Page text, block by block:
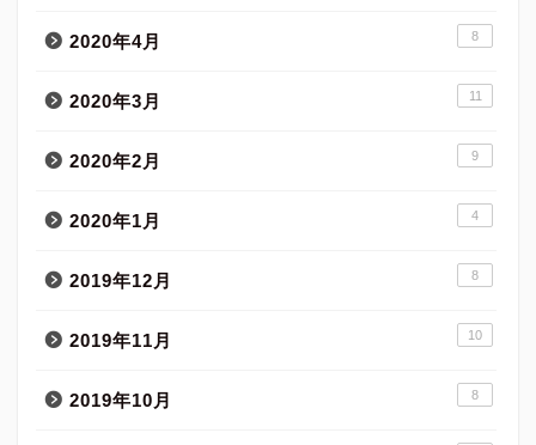
2020年4月 8
2020年3月 11
2020年2月 9
2020年1月 4
2019年12月 8
2019年11月 10
2019年10月 8